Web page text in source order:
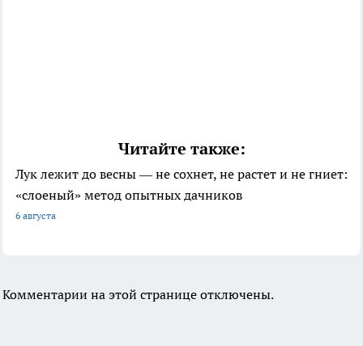
Читайте также:
Лук лежит до весны — не сохнет, не растет и не гниет:
«слоеный» метод опытных дачников
6 августа
Комментарии на этой странице отключены.